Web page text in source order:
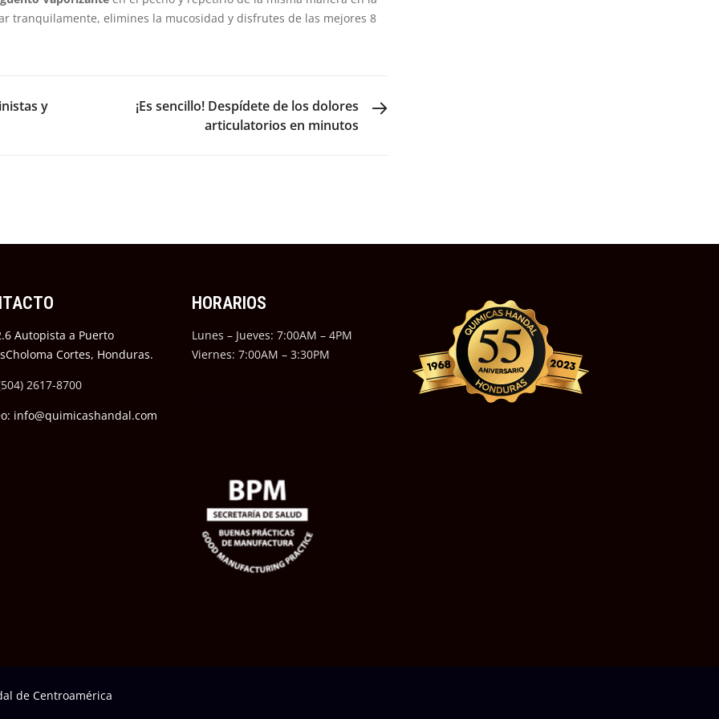
tranquilamente, elimines la mucosidad y disfrutes de las mejores 8
y
NEXT POST
¡Es sencillo! Despídete de los dolores
articulatorios en minutos
Autopista a Puerto
Cortes, Honduras.
2617-8700
info@quimicashandal.com
HORARIOS
Lunes – Jueves: 7:00AM – 4PM
Viernes: 7:00AM – 3:30PM
de Centroamérica